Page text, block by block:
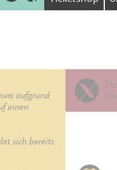
aufgrund
einen
sich bereits